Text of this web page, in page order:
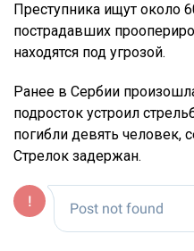
Преступника ищут около
пострадавших
находятся под угрозой.
Ранее в Сербии
подросток устроил
погибли девять человек,
Стрелок задержан.